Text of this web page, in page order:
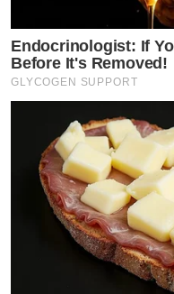
Endocrinologist: If
Before It's Removed!
GLYCOGEN SUPPORT